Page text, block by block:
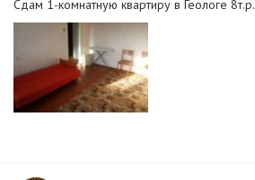
Сдам 1-комнатную квартиру в Геологе 8т.р.